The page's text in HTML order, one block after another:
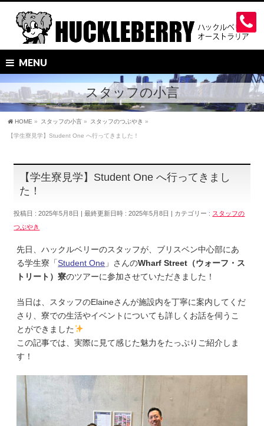
MENU
スタッフの小言
HOME » スタッフの小言 » スタッフのつぶやき »
【学生寮見学】Student One へ行ってきました！
【学生寮見学】Student One へ行ってきまし
た！
投稿日 : 2025年5月8日 最終更新日時 : 2025年5月8日 カテゴリー : スタッフの
つぶやき
先日、ハックルベリーのスタッフが、ブリスベン中心部にあ
る学生寮「Student One 」さんのWharf Street（ウォーフ・ス
トリート）寮のツアーに参加させていただきました！
当日は、スタッフのElaineさんが施設内を丁寧に案内してくだ
さり、寮での生活やイベントについても詳しくお話を伺うこ
とができました
この記事では、実際に見て感じた魅力をたっぷりご紹介しま
す！